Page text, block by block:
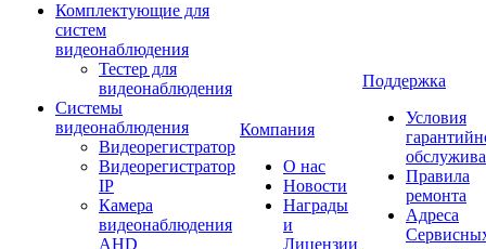
Комплектующие для
систем
видеонаблюдения
Тестер для
видеонаблюдения
Системы
видеонаблюдения
Видеорегистратор
Видеорегистратор
IP
Камера
видеонаблюдения
AHD
Компания
О нас
Новости
Награды
и
Лицензии
Поддержка
Условия
Правила
ремонта
Адреса